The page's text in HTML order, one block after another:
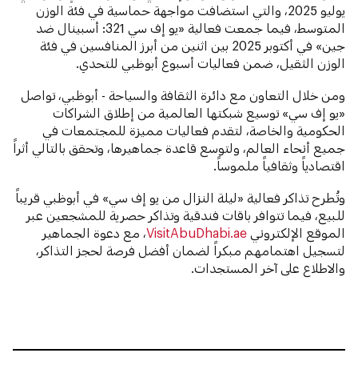
يوليو 2025، والتي استضافت مواجهة حماسية في فئة الوزن
المتوسط، فيما جمعت فعالية «يو إف سي 321: أسبينال ضد
جين» في أكتوبر 2025 بين اثنين من أبرز المنافسين في فئة
الوزن الثقيل، ضمن فعاليات أسبوع أبوظبي للتحدي.
ومن خلال التعاون مع دائرة الثقافة والسياحة - أبوظبي، تواصل
«يو إف سي» توسيع شبكتها العالمية من إطلاق الشراكات
الحكومية والخاصة، لتقدم فعاليات مميزة للمجتمعات في
جميع أنحاء العالم، ولتوسع قاعدة جماهيرها، وتحقق بالتالي أثراً
اقتصادياً وثقافياً ملموساً.
وتُطرح تذاكر فعالية «ليلة النزال من يو إف سي» في أبوظبي قريباً
للبيع، فيما تتوافر باقات فندقية وتذاكر حصرية للمشجعين عبر
الموقع الإلكتروني VisitAbuDhabi.ae، مع دعوة الجماهير
لتسجيل اهتمامهم مبكراً لضمان أفضل فرصة لحجز التذاكر،
والاطلاع على آخر المستجدات.